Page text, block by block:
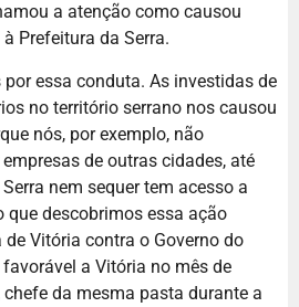
a atenção como causou
Prefeitura da Serra.
essa conduta. As investidas de
no território serrano nos causou
nós, por exemplo, não
de outras cidades, até
nem sequer tem acesso a
que descobrimos essa ação
Vitória contra o Governo do
a Vitória no mês de
da mesma pasta durante a